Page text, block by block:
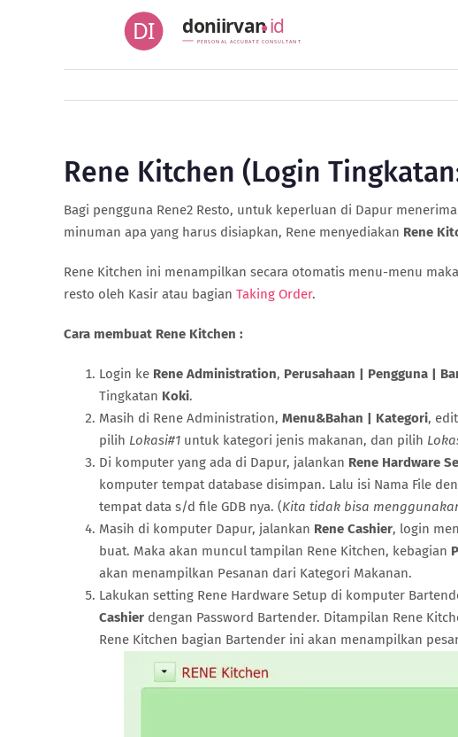
DI doniirvanid
PERSONAL ACCURATE CONSULTANT
Rene Kitchen (Login
Bagi pengguna Rene2 Resto, untuk keperluan di Dapur
minuman apa yang harus disiapkan, Rene menyediakan Rene
Rene Kitchen ini menampilkan secara otomatis menu-menu
resto oleh Kasir atau bagian Taking Order.
Cara membuat Rene Kitchen :
Login ke Rene Administration, Perusahaan | Pengguna |
Tingkatan Koki.
Masih di Rene Administration, Menu&Bahan | Kategori,
pilih Lokasi#1 untuk kategori jenis makanan, dan pilih
Di komputer yang ada di Dapur, jalankan Rene Hardware
komputer tempat database disimpan. Lalu isi Nama File
tempat data s/d file GDB nya. (Kita tidak bisa
Masih di komputer Dapur, jalankan Rene Cashier, login
buat. Maka akan muncul tampilan Rene Kitchen, kebagian
akan menampilkan Pesanan dari Kategori Makanan.
Lakukan setting Rene Hardware Setup di komputer
Cashier dengan Password Bartender. Ditampilan Rene
Rene Kitchen bagian Bartender ini akan menampilkan